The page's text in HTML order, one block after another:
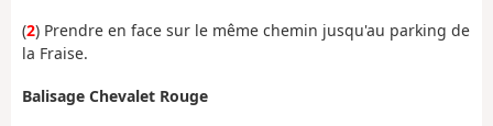
(2) Prendre en face sur le même chemin jusqu'au parking de
la Fraise.
Balisage Chevalet Rouge